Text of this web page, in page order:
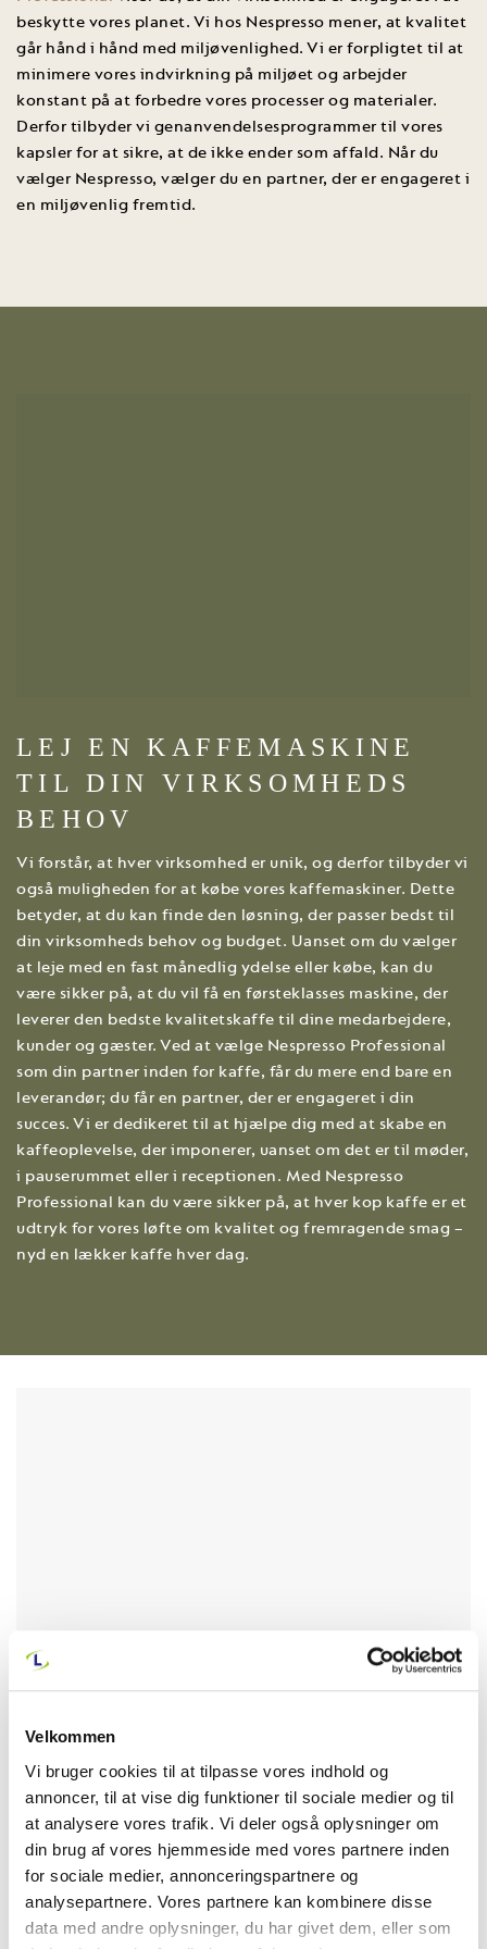
Velkommen
Vi bruger cookies til at tilpasse vores indhold og
annoncer, til at vise dig funktioner til sociale medier og til
at analysere vores trafik. Vi deler også oplysninger om
din brug af vores hjemmeside med vores partnere inden
for sociale medier, annonceringspartnere og
analysepartnere. Vores partnere kan kombinere disse
data med andre oplysninger, du har givet dem, eller som
beskytte vores planet. Vi hos Nespresso mener, at kvalitet
går hånd i hånd med miljøvenlighed. Vi er forpligtet til at
minimere vores indvirkning på miljøet og arbejder
konstant på at forbedre vores processer og materialer.
Derfor tilbyder vi genanvendelsesprogrammer til vores
kapsler for at sikre, at de ikke ender som affald. Når du
vælger Nespresso, vælger du en partner, der er engageret i
en miljøvenlig fremtid.
LEJ EN KAFFEMASKINE
TIL DIN VIRKSOMHEDS
BEHOV
Vi forstår, at hver virksomhed er unik, og derfor tilbyder vi
også muligheden for at købe vores kaffemaskiner. Dette
betyder, at du kan finde den løsning, der passer bedst til
din virksomheds behov og budget. Uanset om du vælger
at leje med en fast månedlig ydelse eller købe, kan du
være sikker på, at du vil få en førsteklasses maskine, der
leverer den bedste kvalitetskaffe til dine medarbejdere,
kunder og gæster. Ved at vælge Nespresso Professional
som din partner inden for kaffe, får du mere end bare en
leverandør; du får en partner, der er engageret i din
succes. Vi er dedikeret til at hjælpe dig med at skabe en
kaffeoplevelse, der imponerer, uanset om det er til møder,
i pauserummet eller i receptionen. Med Nespresso
Professional kan du være sikker på, at hver kop kaffe er et
udtryk for vores løfte om kvalitet og fremragende smag –
nyd en lækker kaffe hver dag.